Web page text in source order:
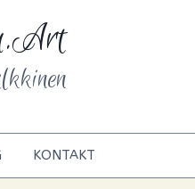
KONTAKT